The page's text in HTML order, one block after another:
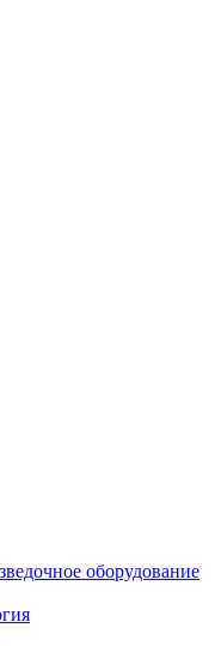
оборудование